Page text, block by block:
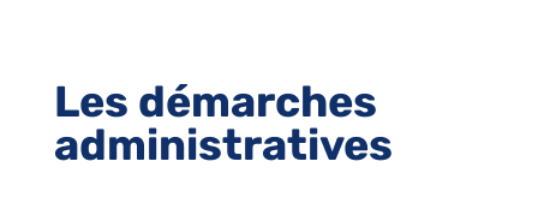
Les démarches
administratives